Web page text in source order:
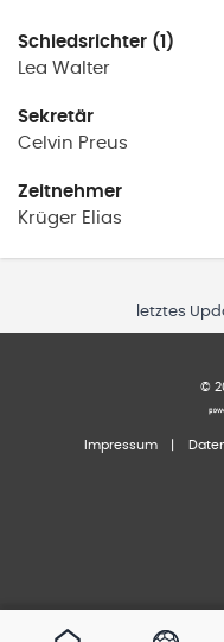
Schiedsrichter (1)
Lea Walter
Sekretär
Celvin Preus
Zeitnehmer
Krüger Elias
letztes
©
Impressum